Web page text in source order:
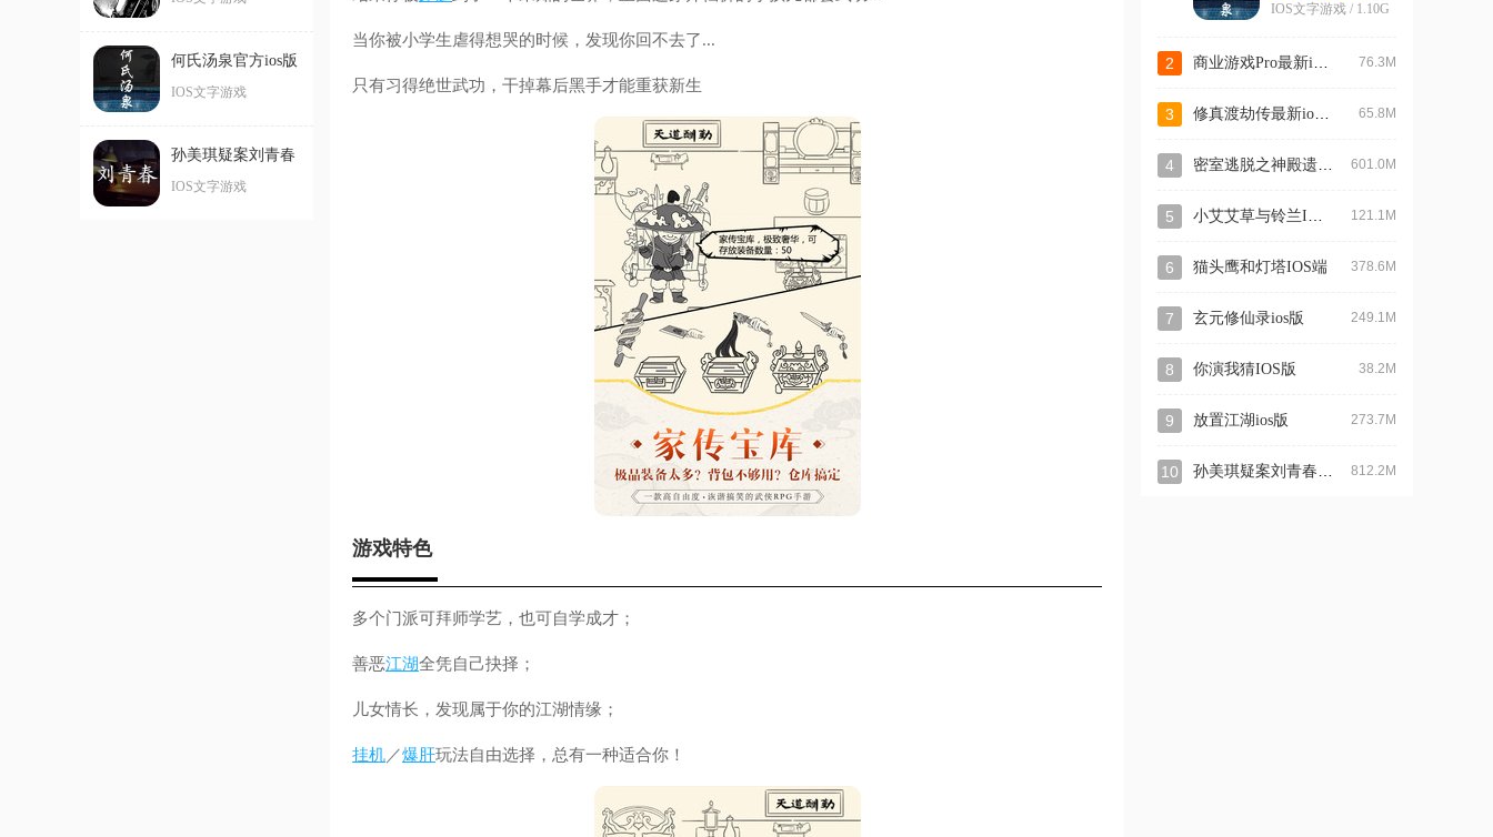
何氏汤泉官方ios版
IOS文字游戏
孙美琪疑案刘青春
官方ios版
IOS文字游戏
当你被小学生虐得想哭的时候，发现你回不去了...
只有习得绝世武功，干掉幕后黑手才能重获新生
游戏特色
多个门派可拜师学艺，也可自学成才；
善恶江湖全凭自己抉择；
儿女情长，发现属于你的江湖情缘；
挂机／爆肝玩法自由选择，总有一种适合你！
IOS文字游戏 / 1.10G
2 76.3M
3 65.8M
4 601.0M
5 121.1M
6 猫头鹰和灯塔IOS端 378.6M
7 玄元修仙录ios版 249.1M
8 你演我猜IOS版 38.2M
9 放置江湖ios版 273.7M
10 812.2M